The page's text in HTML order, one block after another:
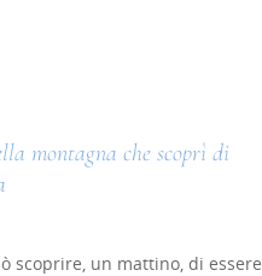
montagna che scoprì di
scoprire, un mattino, di essere